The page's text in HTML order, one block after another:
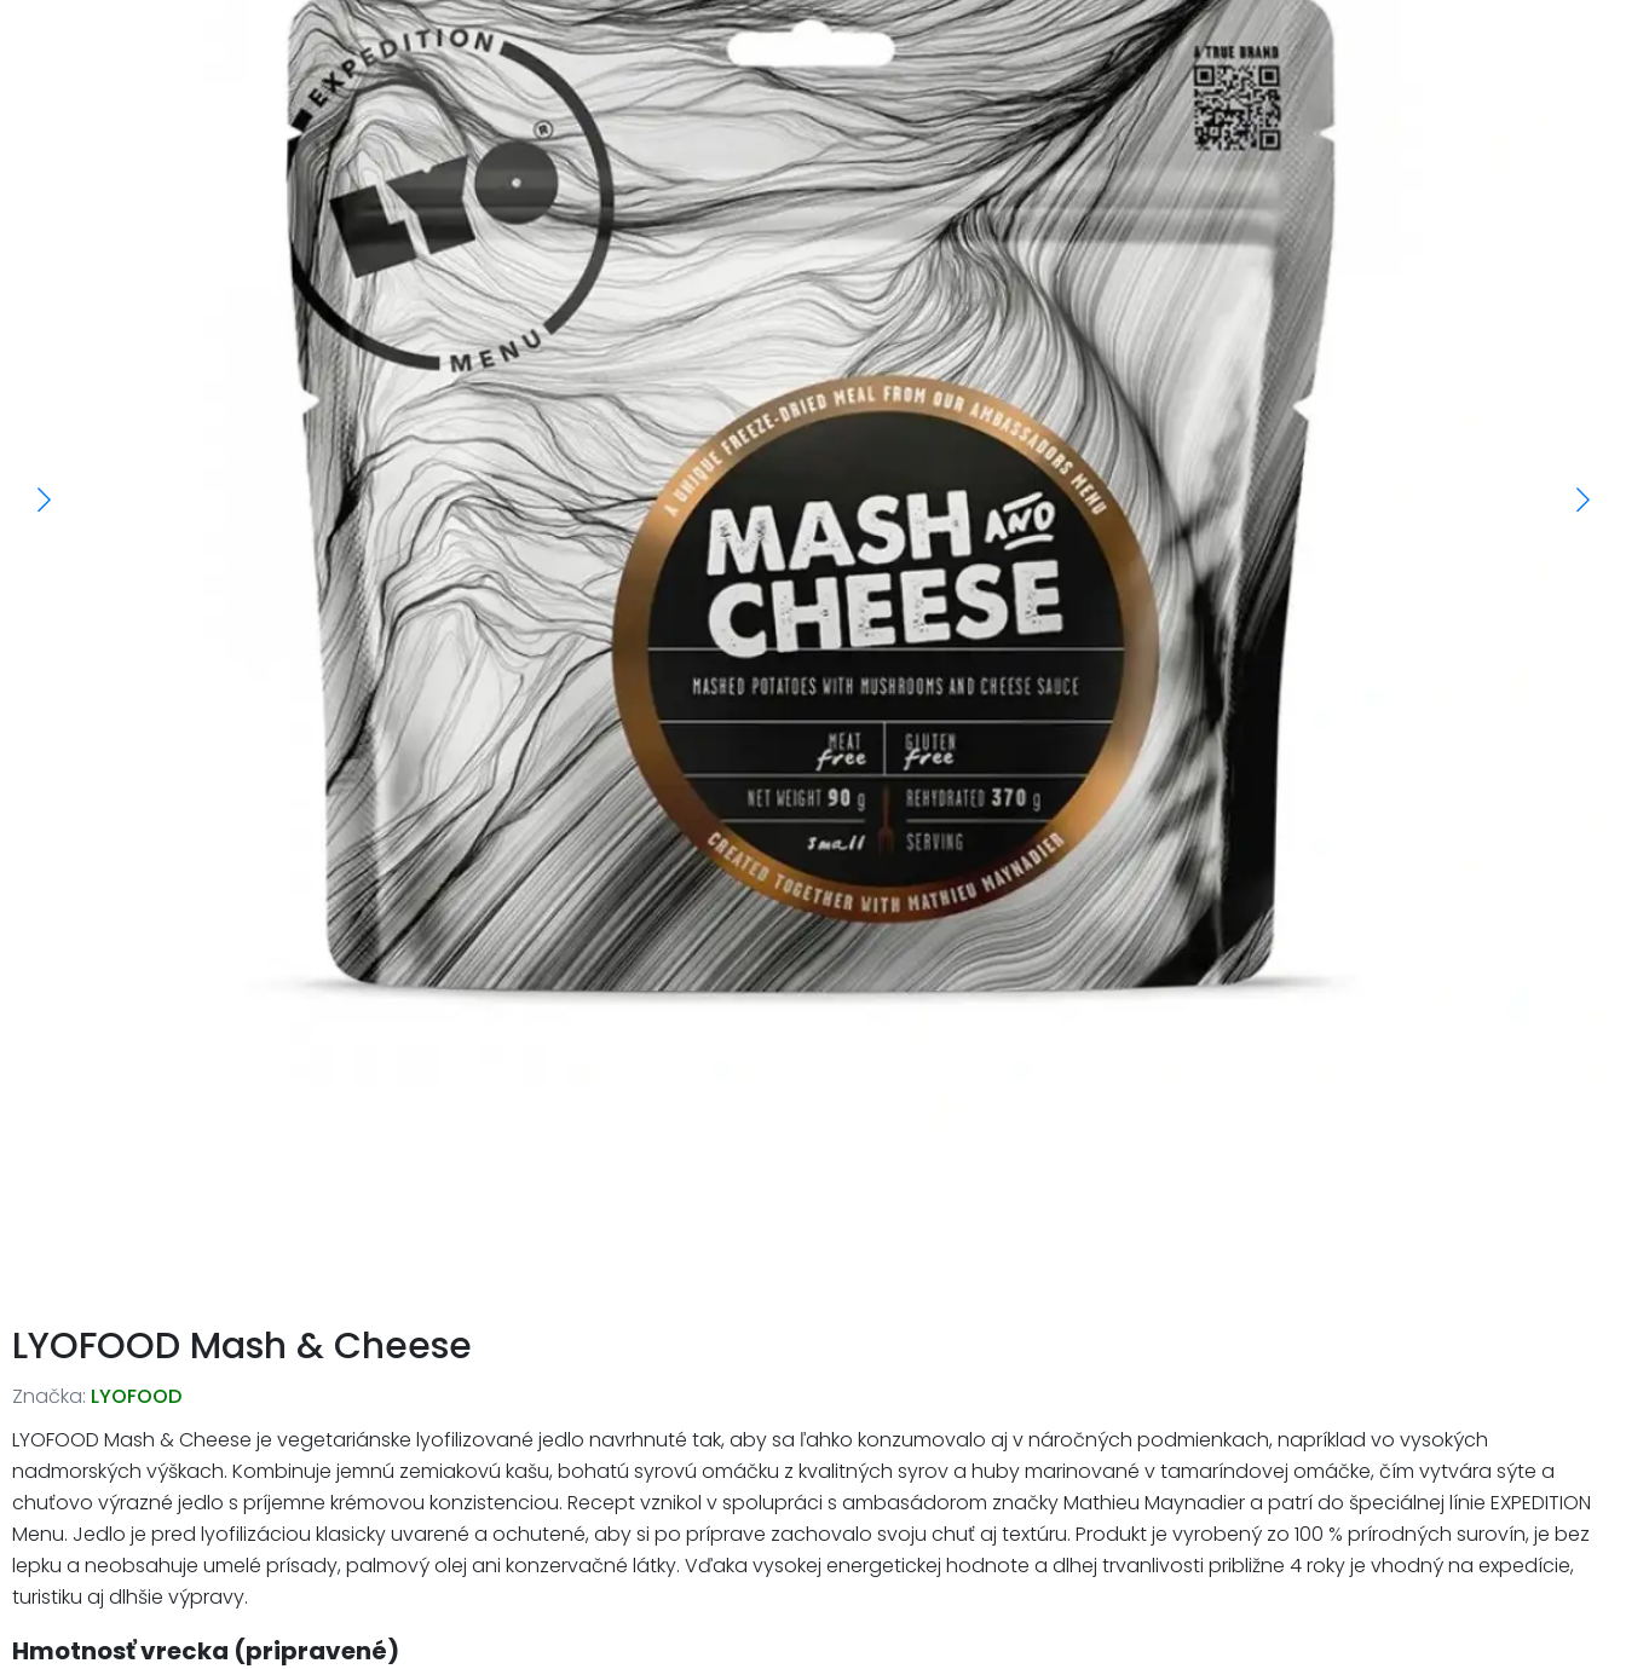
LYOFOOD Mash & Cheese
Značka: LYOFOOD
LYOFOOD Mash & Cheese je vegetariánske lyofilizované jedlo navrhnuté tak, aby sa ľahko konzumovalo aj v náročných podmienkach, napríklad vo vysokých
nadmorských výškach. Kombinuje jemnú zemiakovú kašu, bohatú syrovú omáčku z kvalitných syrov a huby marinované v tamaríndovej omáčke, čím vytvára sýte a
chuťovo výrazné jedlo s príjemne krémovou konzistenciou. Recept vznikol v spolupráci s ambasádorom značky Mathieu Maynadier a patrí do špeciálnej línie EXPEDITION
Menu. Jedlo je pred lyofilizáciou klasicky uvarené a ochutené, aby si po príprave zachovalo svoju chuť aj textúru. Produkt je vyrobený zo 100 % prírodných surovín, je bez
lepku a neobsahuje umelé prísady, palmový olej ani konzervačné látky. Vďaka vysokej energetickej hodnote a dlhej trvanlivosti približne 4 roky je vhodný na expedície,
turistiku aj dlhšie výpravy.
Hmotnosť vrecka (pripravené)